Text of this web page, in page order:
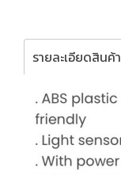
รายละเอียดสินค้า